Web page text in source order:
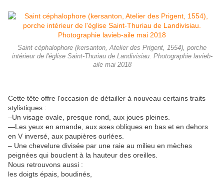
Saint céphalophore (kersanton, Atelier des Prigent, 1554), porche
intérieur de l'église Saint-Thuriau de Landivisiau. Photographie lavieb-
aile mai 2018
Cette tête offre l'occasion de détailler à nouveau certains traits
stylistiques :
–Un visage ovale, presque rond, aux joues pleines.
—Les yeux en amande, aux axes obliques en bas et en dehors
en V inversé, aux paupières ourlées.
– Une chevelure divisée par une raie au milieu en mèches
peignées qui bouclent à la hauteur des oreilles.
Nous retrouvons aussi :
les doigts épais, boudinés,